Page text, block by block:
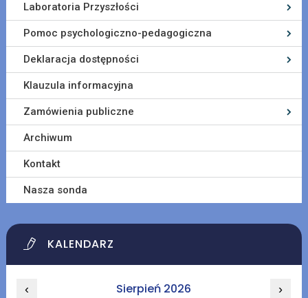
Laboratoria Przyszłości
Pomoc psychologiczno-pedagogiczna
Deklaracja dostępności
Klauzula informacyjna
Zamówienia publiczne
Archiwum
Kontakt
Nasza sonda
KALENDARZ
‹ Sierpień 2026 ›